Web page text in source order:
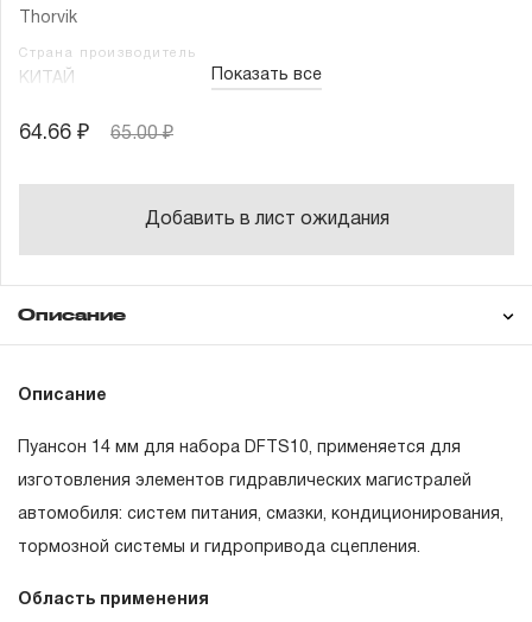
Thorvik
Страна производитель
КИТАЙ Показать все
64.66 ₽ 65.00 ₽
Добавить в лист ожидания
Описание
Техническая
Описание
Пуансон 14 мм для набора DFTS10, применяется для
изготовления элементов гидравлических магистралей
автомобиля: систем питания, смазки, кондиционирования,
тормозной системы и гидропривода сцепления.
Область применения
Понятие «ПОЖИЗНЕННАЯ ГАРАНТИЯ».
себя признание неограниченного срока поддержания